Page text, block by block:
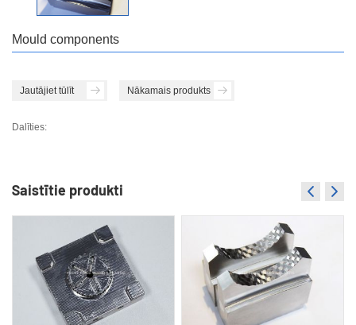
Mould components
Jautājiet tūlīt Nākamais produkts
Dalīties:
Saistītie produkti